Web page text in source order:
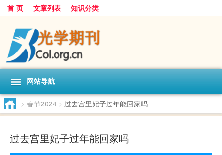
首 页 文章列表 知识分类
网站导航
> 春节2024 > 过去宫里妃子过年能回家吗
过去宫里妃子过年能回家吗